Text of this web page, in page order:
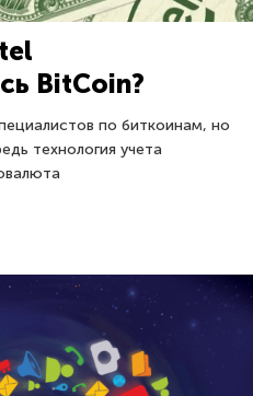
BitCoin?
по биткоинам, но
технология учета